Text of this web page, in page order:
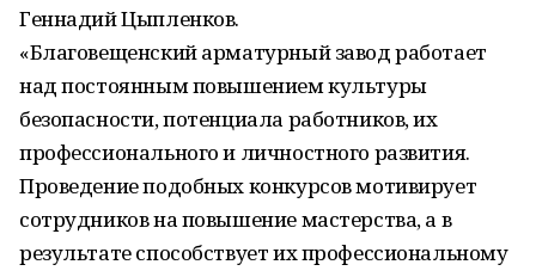
Геннадий Цыпленков.
«Благовещенский арматурный завод работает
над постоянным повышением культуры
безопасности, потенциала работников, их
профессионального и личностного развития.
Проведение подобных конкурсов мотивирует
сотрудников на повышение мастерства, а в
результате способствует их профессиональному